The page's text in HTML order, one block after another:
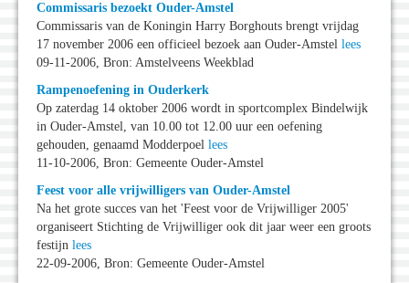
Commissaris bezoekt Ouder-Amstel
Commissaris van de Koningin Harry Borghouts brengt vrijdag
17 november 2006 een officieel bezoek aan Ouder-Amstel lees
09-11-2006, Bron: Amstelveens Weekblad
Rampenoefening in Ouderkerk
Op zaterdag 14 oktober 2006 wordt in sportcomplex Bindelwijk
in Ouder-Amstel, van 10.00 tot 12.00 uur een oefening
gehouden, genaamd Modderpoel lees
11-10-2006, Bron: Gemeente Ouder-Amstel
Feest voor alle vrijwilligers van Ouder-Amstel
Na het grote succes van het 'Feest voor de Vrijwilliger 2005'
organiseert Stichting de Vrijwilliger ook dit jaar weer een groots
festijn lees
22-09-2006, Bron: Gemeente Ouder-Amstel